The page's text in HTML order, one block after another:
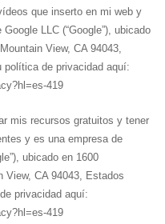
que inserto en mi web y
LLC (“Google”), ubicado
View, CA 94043,
política de privacidad aquí:
419
mis recursos gratuitos y tener
y es una empresa de
ubicado en 1600
View, CA 94043, Estados
privacidad aquí:
419